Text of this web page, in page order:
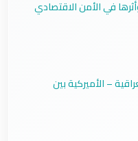
في الأمن الاقتصادي
– الأميركية بين